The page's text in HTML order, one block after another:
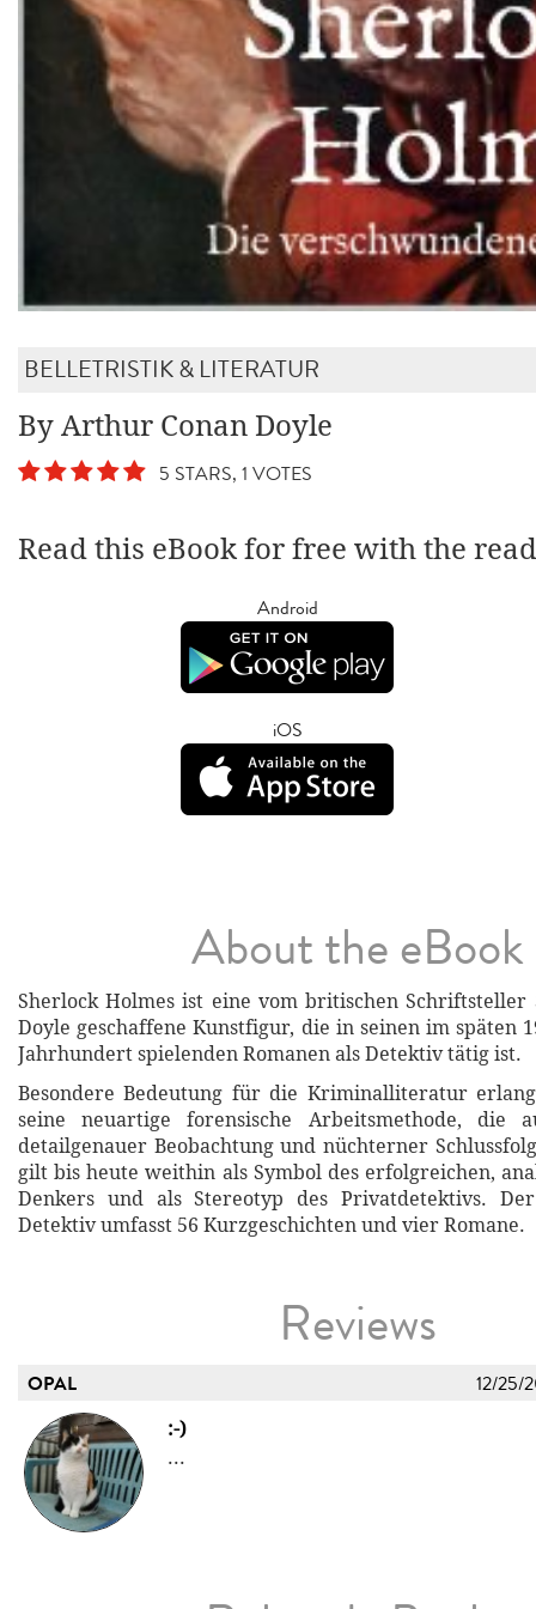
BELLETRISTIK & LITERATUR
By Arthur Conan Doyle
5 STARS, 1 VOTES
Read this eBook for free with the
Android
iOS
About the eBook
Sherlock Holmes ist eine vom britischen
Doyle geschaffene Kunstfigur, die in seinen im späten
Jahrhundert spielenden Romanen als Detektiv tätig ist.
Besondere Bedeutung für die Kriminalliteratur
seine neuartige forensische Arbeitsmethode, die
detailgenauer Beobachtung und nüchterner
gilt bis heute weithin als Symbol des erfolgreichen,
Denkers und als Stereotyp des Privatdetektivs.
Detektiv umfasst 56 Kurzgeschichten und vier Romane.
Reviews
OPAL 12/25/
:-)
...